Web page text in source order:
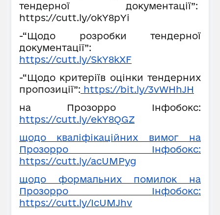
тендерної документації”:
https://cutt.ly/okY8pYi
-“Щодо розробки тендерної
документації”:
https://cutt.ly/SkY8kXF
-“Щодо критеріїв оцінки тендерних
пропозиції”: https://bit.ly/3vWHhJH
на Прозорро Інфобокс:
https://cutt.ly/ekY8QGZ
щодо кваліфікаційних вимог на
Прозорро Інфобокс:
https://cutt.ly/acUMPyg
щодо формальних помилок на
Прозорро Інфобокс:
https://cutt.ly/IcUMJhv